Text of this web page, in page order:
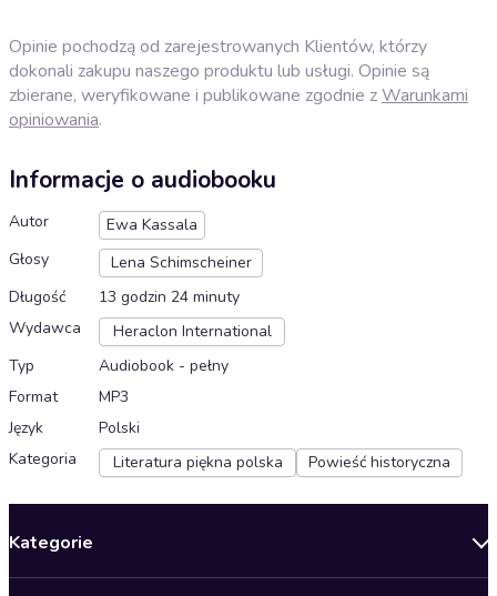
Opinie pochodzą od zarejestrowanych Klientów, którzy
dokonali zakupu naszego produktu lub usługi. Opinie są
zbierane, weryfikowane i publikowane zgodnie zWarunkami
opiniowania.
Informacje o audiobooku
Autor
Ewa Kassala
Głosy
Lena Schimscheiner
Długość
13 godzin 24 minuty
Wydawca
Heraclon International
Typ
Audiobook - pełny
Format
MP3
Język
Polski
Kategoria
Literatura piękna polska Powieść historyczna
Kategorie